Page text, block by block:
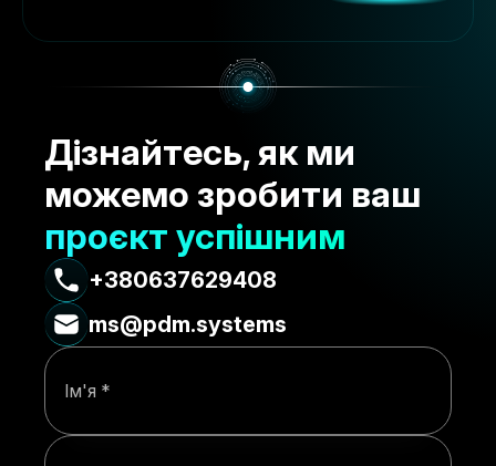
Дізнайтесь, як ми
можемо зробити ваш
проєкт успішним
+380637629408
ms@pdm.systems
Ім'я